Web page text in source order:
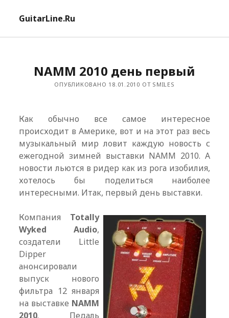
GuitarLine.Ru
NAMM 2010 день первый
ОПУБЛИКОВАНО 18.01.2010 ОТ SMILES
Как обычно все самое интересное
происходит в Америке, вот и на этот раз весь
музыкальный мир ловит каждую новость с
ежегодной зимней выставки NAMM 2010. А
новости льются в ридер как из рога изобилия,
хотелось бы поделиться наиболее
интересными. Итак, первый день выставки.
Компания Totally
Wyked Audio,
создатели Little
Dipper
анонсировали
выпуск нового
фильтра 12 января
на выставке NAMM
2010. Педаль